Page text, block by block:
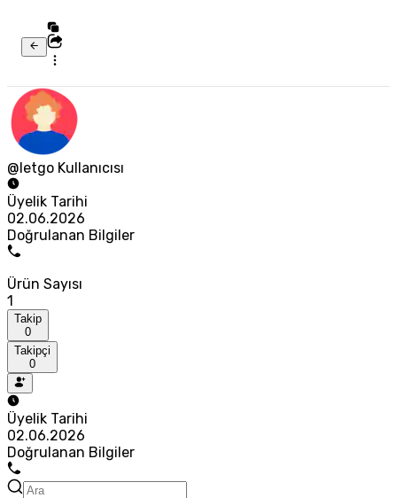
@letgo Kullanıcısı
Üyelik Tarihi
02.06.2026
Doğrulanan Bilgiler
Ürün Sayısı
1
Takip
0
Takipçi
0
Üyelik Tarihi
02.06.2026
Doğrulanan Bilgiler